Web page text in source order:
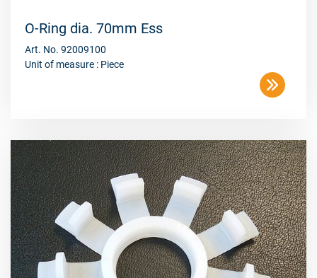
O-Ring dia. 70mm Ess
Art. No. 92009100
Unit of measure : Piece